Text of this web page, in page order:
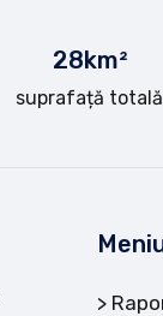
28km²
suprafață totală